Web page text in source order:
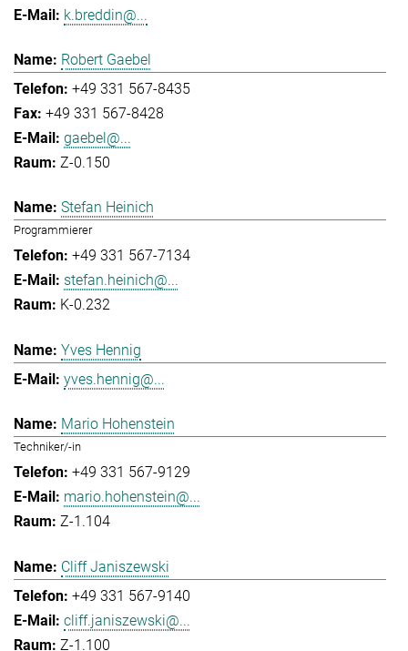
k.breddin@...
Robert Gaebel
+49 331 567-8435
+49 331 567-8428
gaebel@...
Z-0.150
Stefan Heinich
Programmierer
+49 331 567-7134
stefan.heinich@...
K-0.232
Yves Hennig
yves.hennig@...
Mario Hohenstein
Techniker/-in
+49 331 567-9129
mario.hohenstein@...
Z-1.104
Cliff Janiszewski
+49 331 567-9140
cliff.janiszewski@...
Z-1.100